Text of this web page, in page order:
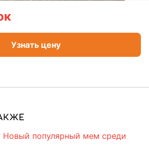
Узнать цену
Новый популярный мем среди